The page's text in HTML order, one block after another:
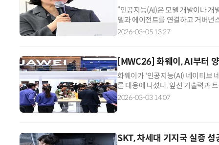
“인공지능(AI)은 모델 개발이나 개
델과 에이전트를 연결하고 거버넌
있습니다.” 이세정 KT 디시전인
2026-03-05 13:27
[MWC26] 화웨이, AI부터
화웨이가 '인공지능(AI) 네이티브
른 대응에 나섰다. 앞선 기술력과
시대 난제를 해결하는 동시에 지
2026-03-03 14:07
SKT, 차세대 기지국 실증